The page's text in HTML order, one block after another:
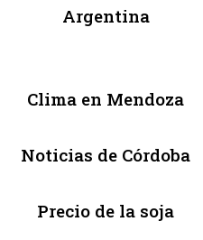
Argentina
Clima en Mendoza
Noticias de Córdoba
Precio de la soja